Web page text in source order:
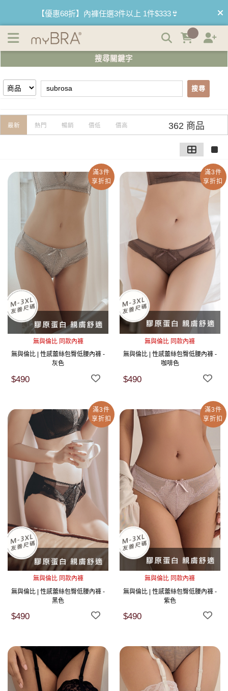
【優惠68折】內褲任選3件以上 1件$333👙
【買內衣免運費】台灣滿1200運費0元🚛
【首購優惠】新客最高可折$150再免運❗
【夏日滿額贈】把衣物壓縮收納袋回家 🌞
【父親節快樂】男內褲5件$999🧔
搜尋關鍵字
搜尋
最新 熱門 暢銷 價低 價高 362 商品
滿3件
享折扣
無與倫比 同款內褲
無與倫比 | 性感蕾絲包臀低腰內褲 -
灰色
$490
滿3件
享折扣
無與倫比 同款內褲
無與倫比 | 性感蕾絲包臀低腰內褲 -
咖啡色
$490
滿3件
享折扣
無與倫比 同款內褲
無與倫比 | 性感蕾絲包臀低腰內褲 -
黑色
$490
滿3件
享折扣
無與倫比 同款內褲
無與倫比 | 性感蕾絲包臀低腰內褲 -
紫色
$490